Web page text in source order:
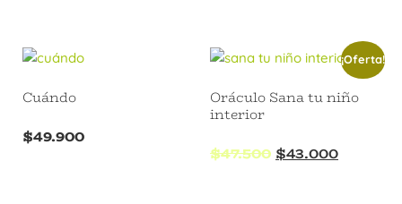
Cuándo
$49.900
¡Oferta!
Oráculo Sana tu niño
interior
$47.500 $43.000